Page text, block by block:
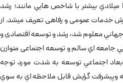
مفهوم توسعه اجتماعی تا دهه 1980 ميلادي بیشتر با شاخص هايي مانند؛ رشد
خدمات عمومی و رفاهی تعريف می­شد. از
جهاني معلوم شد، رشد و توسعه اقتصادی و
جامعه اي سالم و توسعه اجتماعی متوازن
اجتماعي توسعه به شدت مورد توجه
وپيشرفت گرايش قابل ملاحظه اي به سوي